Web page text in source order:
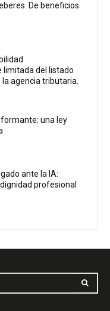
De beneficios
del listado
agencia tributaria.
una ley
ante la IA:
profesional